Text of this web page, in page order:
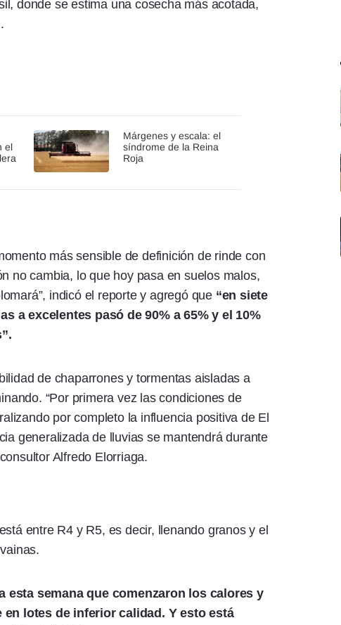
donde se estima una cosecha más acotada,
el
Márgenes y escala: el
síndrome de la Reina
Roja
más sensible de definición de rinde con
no cambia, lo que hoy pasa en suelos malos,
indicó el reporte y agregó que “en siete
a excelentes pasó de 90% a 65% y el 10%
de chaparrones y tormentas aisladas a
“Por primera vez las condiciones de
por completo la influencia positiva de El
generalizada de lluvias se mantendrá durante
Alfredo Elorriaga.
entre R4 y R5, es decir, llenando granos y el
esta semana que comenzaron los calores y
lotes de inferior calidad. Y esto está